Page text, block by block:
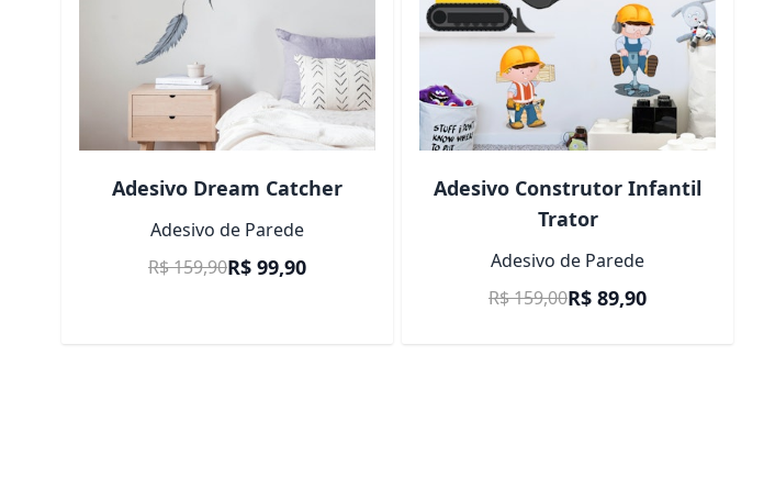
Adesivo Dream Catcher
Adesivo de Parede
Preço Promocional
R$ 99,90
R$ 159,90
Adesivo Construtor Infantil
Trator
Adesivo de Parede
Preço Promocional
R$ 89,90
R$ 159,00